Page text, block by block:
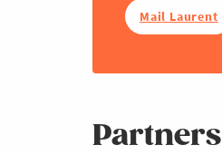
Mail Laurent
Partners